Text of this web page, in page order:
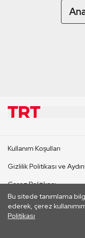
Bu sitede tanımlama
ederek, çerez
Politikası
CANLI YAYINLAR
Kullanım Koşulları
Gizlilik Politikası ve
Çerez Politikası
İletişim
Her hakkı saklıdır.